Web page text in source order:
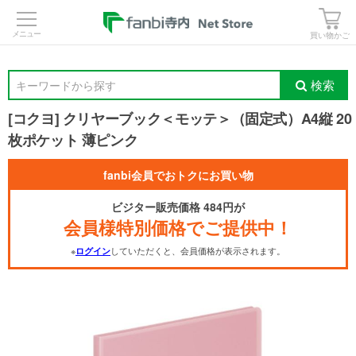
買い物かご
キーワードから探す 検索
[コクヨ] クリヤーブック＜モッテ＞（固定式）A4縦 20
枚ポケット 薄ピンク
fanbi会員でおトクにお買い物
ビジター販売価格 484円が
会員様特別価格でご提供中！
※ログインしていただくと、会員価格が表示されます。